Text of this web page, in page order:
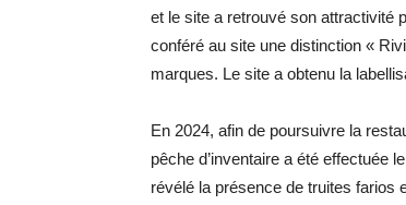
et le site a retrouvé son attractivité
conféré au site une distinction «
marques. Le site a obtenu la
En 2024, afin de poursuivre la
pêche d’inventaire a été effectuée
révélé la présence de truites farios